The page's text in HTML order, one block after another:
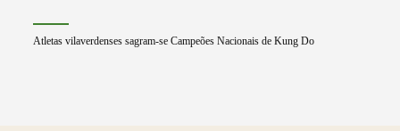
Atletas vilaverdenses sagram-se Campeões Nacionais de Kung Do